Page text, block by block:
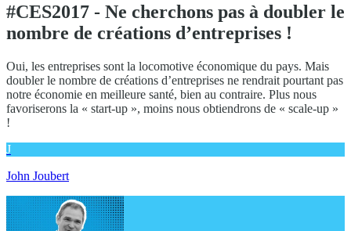
#CES2017 - Ne cherchons pas à doubler le
nombre de créations d’entreprises !
Oui, les entreprises sont la locomotive économique du pays. Mais
doubler le nombre de créations d’entreprises ne rendrait pourtant pas
notre économie en meilleure santé, bien au contraire. Plus nous
favoriserons la « start-up », moins nous obtiendrons de « scale-up »
!
J
John Joubert